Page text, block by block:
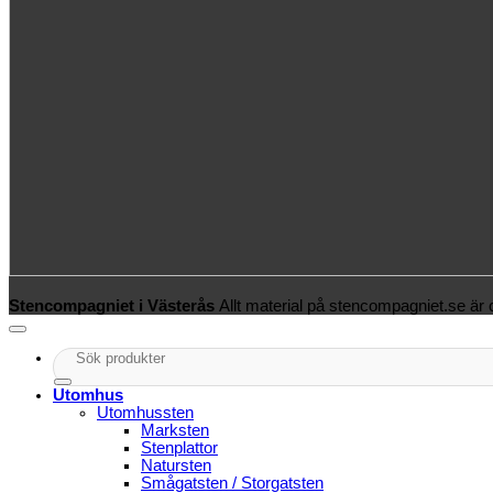
Stencompagniet i Västerås Allt material på stencompagniet.se är
Sök
efter:
Utomhus
Utomhussten
Marksten
Stenplattor
Natursten
Smågatsten / Storgatsten